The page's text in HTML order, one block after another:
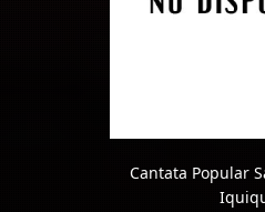
Cantata Popular